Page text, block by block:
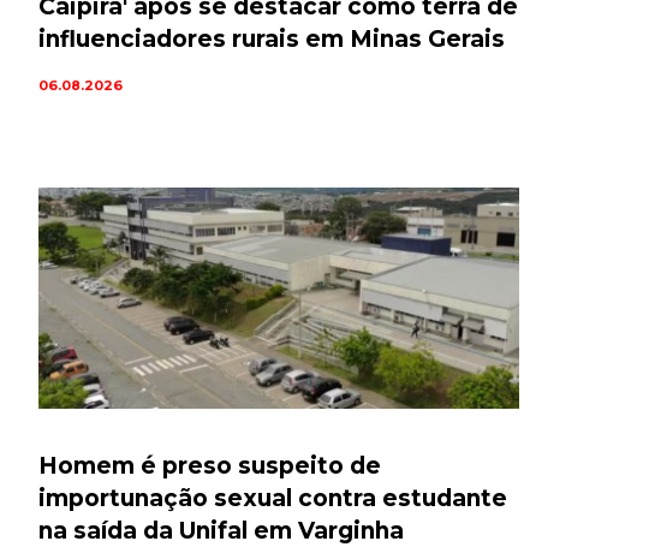
Caipira' após se destacar como terra de
influenciadores rurais em Minas Gerais
06.08.2026
Homem é preso suspeito de
importunação sexual contra estudante
na saída da Unifal em Varginha